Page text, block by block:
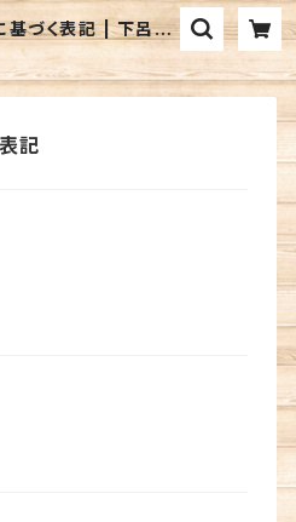
基づく表記 | 下呂温
泉 水明館 suimeikan
記